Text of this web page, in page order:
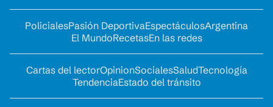
PolicialesPasión DeportivaEspectáculosArgentina
El MundoRecetasEn las redes
Cartas del lectorOpinionSocialesSaludTecnología
TendenciaEstado del tránsito